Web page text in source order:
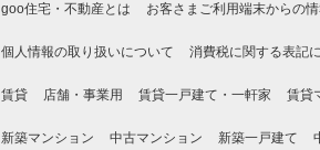
goo住宅・不動産とは お客さまご利用端末からの
個人情報の取り扱いについて 消費税に関する表記
賃貸 店舗・事業用 賃貸一戸建て・一軒家 賃貸
新築マンション 中古マンション 新築一戸建て